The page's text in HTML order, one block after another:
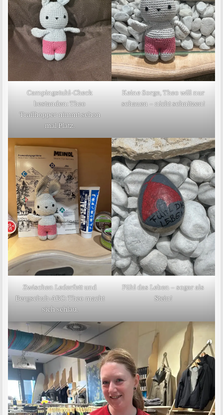
Campingstuhl-Check
bestanden: Theo
Trailhopper nimmt schon
mal Platz.
Keine Sorge, Theo will nur
schauen – nicht schnitzen!
Zwischen Lederfett und
Bergschuh-ABC: Theo macht
sich schlau.
Fühl das Leben – sogar als
Stein!